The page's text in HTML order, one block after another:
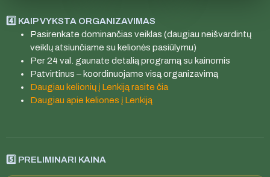
4️⃣ KAIP VYKSTA ORGANIZAVIMAS
Pasirenkate dominančias veiklas (daugiau neišvardintų
veiklų atsiunčiame su kelionės pasiūlymu)
Per 24 val. gaunate detalią programą su kainomis
Patvirtinus – koordinuojame visą organizavimą
Daugiau kelionių į Lenkiją rasite čia
Daugiau apie keliones į Lenkiją
5️⃣ PRELIMINARI KAINA